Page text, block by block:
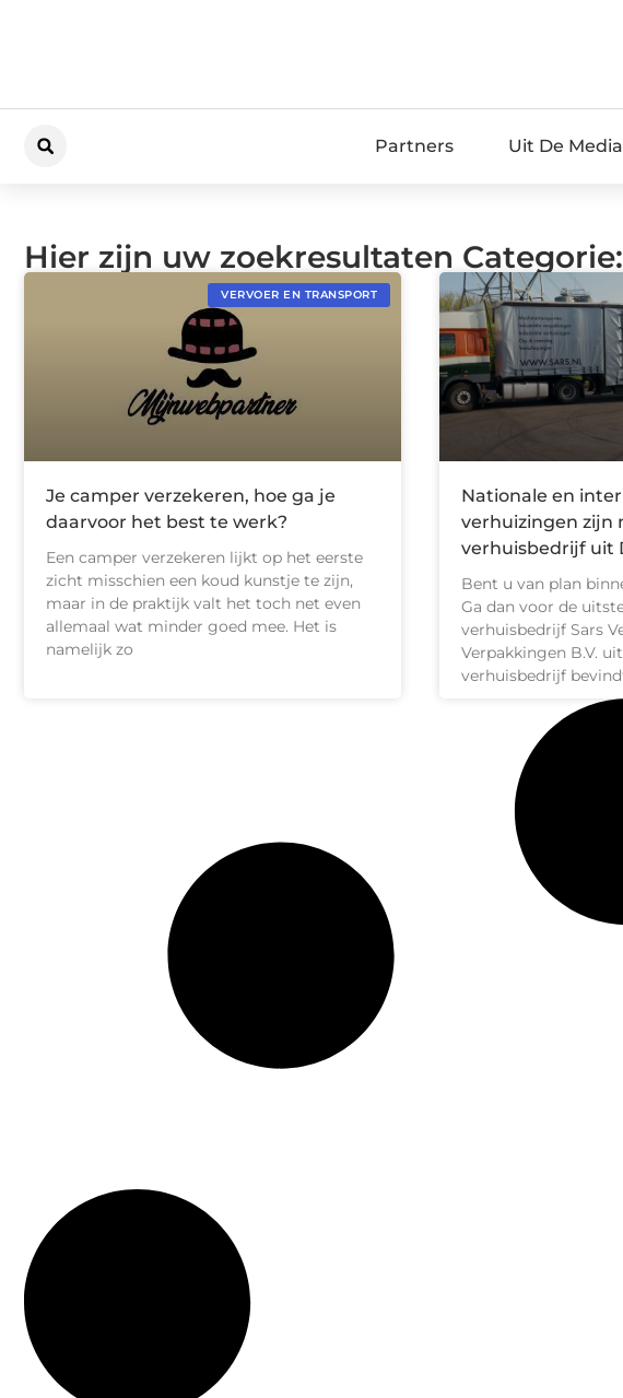
Partners Uit De Media
Hier zijn uw zoekresultaten
VERVOER EN TRANSPORT
Je camper verzekeren, hoe ga je
daarvoor het best te werk?
Een camper verzekeren lijkt op het eerste
zicht misschien een koud kunstje te zijn,
maar in de praktijk valt het toch net even
allemaal wat minder goed mee. Het is
namelijk zo
Nationale en
verhuizingen zijn
verhuisbedrijf uit
Bent u van plan
Ga dan voor de
verhuisbedrijf Sars
Verpakkingen B.V.
verhuisbedrijf